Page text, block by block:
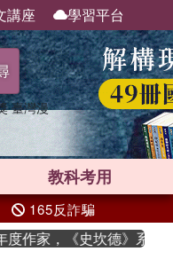
講座 學習平台
臺灣漫
教科考用
165反詐騙
家，《史坎德》系列帶